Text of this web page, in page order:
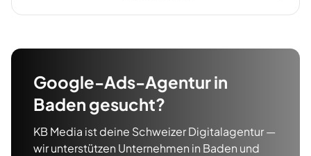
Google-Ads-Agenturin
Baden gesucht?
KB Media ist deine Schweizer Digitalagentur —
wir unterstützen Unternehmen in Baden und